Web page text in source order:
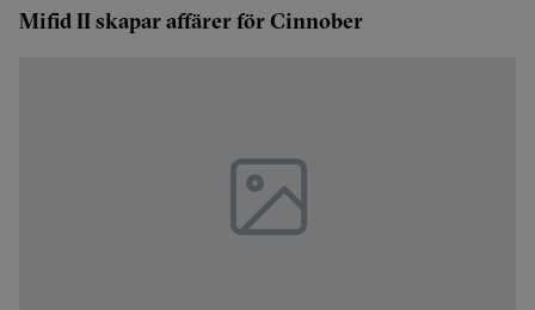
Mifid II skapar affärer för Cinnober